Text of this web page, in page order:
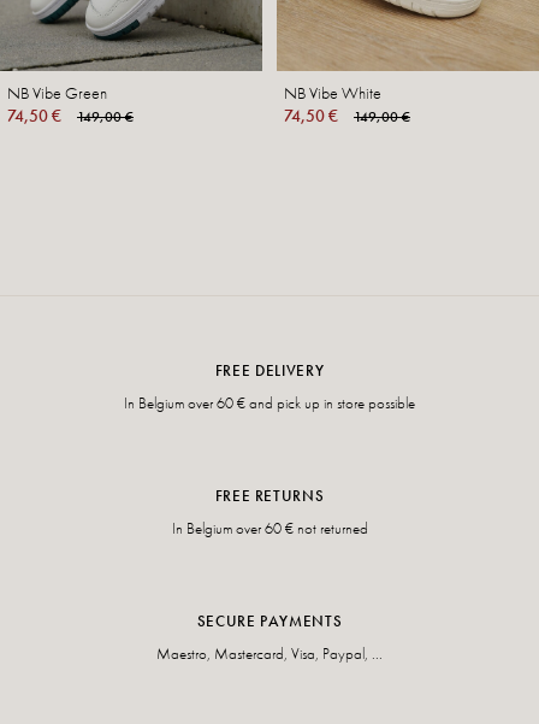
NB Vibe Green
74,50 €
149,00 €
NB Vibe White
74,50 €
149,00 €
FREE DELIVERY
In Belgium over 60 € and pick up in store possible
FREE RETURNS
In Belgium over 60 € not returned
SECURE PAYMENTS
Maestro, Mastercard, Visa, Paypal, ...